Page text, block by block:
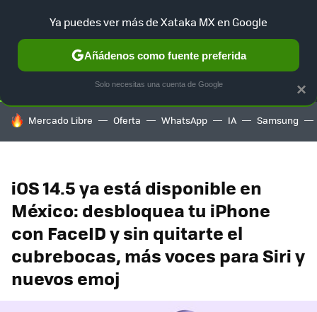
SELECCIÓN GAMING HOME AUTO TERRITORIO
HOY SE HABLA DE
Mercado Libre Oferta WhatsApp IA Samsung
iOS 14.5 ya está disponible en
México: desbloquea tu iPhone
con FaceID y sin quitarte el
cubrebocas, más voces para Siri y
nuevos emoj
×
Ya puedes ver más de Xataka MX en Google
Añádenos como fuente preferida
Solo necesitas una cuenta de Google